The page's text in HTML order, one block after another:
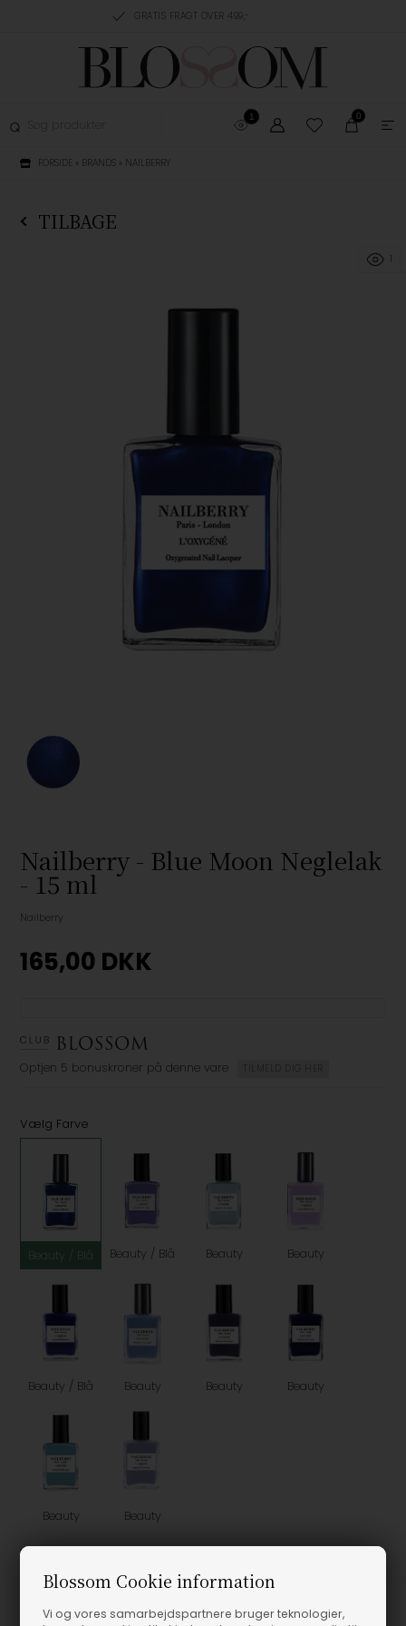
Blossom Cookie information
Vi og vores samarbejdspartnere bruger teknologier,
GRATIS FRAGT OVER 499,-
1 0
FORSIDE » BRANDS » NAILBERRY
TILBAGE
Nailberry - Blue Moon Neglelak
- 15 ml
Nailberry
165,00 DKK
Optjen 5 bonuskroner på denne vare TILMELD DIG HER
Vælg Farve
Beauty / Blå Beauty / Blå Beauty Beauty
Beauty / Blå Beauty Beauty Beauty
Beauty Beauty
Vælg Størrelse
15ML
1